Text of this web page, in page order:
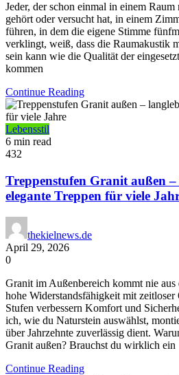
Jeder, der schon einmal in einem
gehört oder versucht hat, in einem
führen, in dem die eigene Stimme
verklingt, weiß, dass die Raumakustik
sein kann wie die Qualität der
kommen
Continue Reading
Lebensstil
6 min read
432
Treppenstufen Granit außen
elegante Treppen für viele
thekielnews.de
April 29, 2026
0
Granit im Außenbereich kommt nie
hohe Widerstandsfähigkeit mit
Stufen verbessern Komfort und
ich, wie du Naturstein auswählst,
über Jahrzehnte zuverlässig dient.
Granit außen? Brauchst du wirklich ein
Continue Reading